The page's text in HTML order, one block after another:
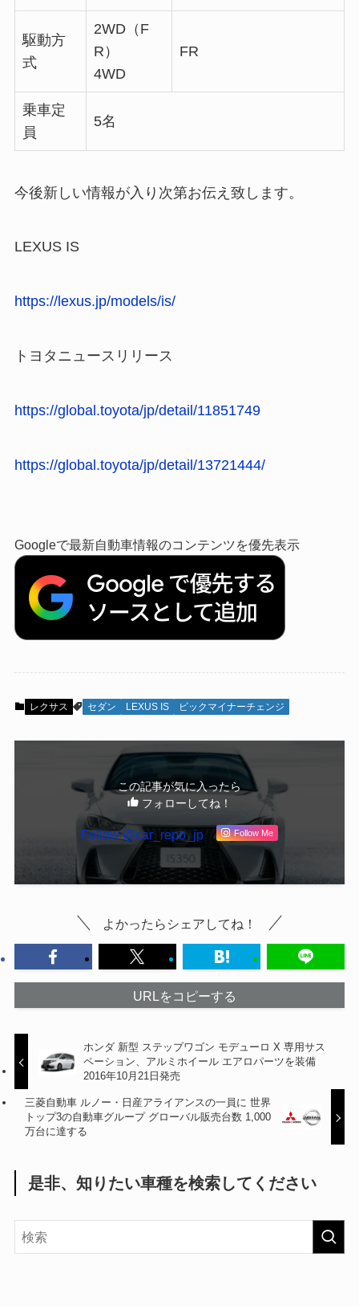
駆動方
式
2WD（F
R）
4WD
FR
乗車定
員
5名
今後新しい情報が入り次第お伝え致します。
LEXUS IS
https://lexus.jp/models/is/
トヨタニュースリリース
https://global.toyota/jp/detail/11851749
https://global.toyota/jp/detail/13721444/
Googleで最新自動車情報のコンテンツを優先表示
レクサス セダン LEXUS IS ビックマイナーチェンジ
この記事が気に入ったら
フォローしてね！
Follow @car_repo_jp Follow Me
よかったらシェアしてね！
URLをコピーする
ホンダ 新型 ステップワゴン モデューロ X 専用サス
ペーション、アルミホイール エアロパーツを装備
2016年10月21日発売
三菱自動車 ルノー・日産アライアンスの一員に 世界
トップ3の自動車グループ グローバル販売台数 1,000
万台に達する
是非、知りたい車種を検索してください